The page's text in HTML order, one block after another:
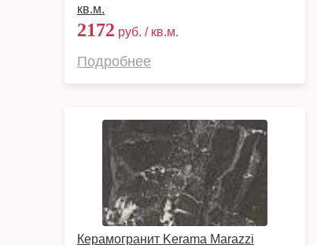
кв.м.
2172 руб. / кв.м.
Подробнее
Керамогранит Kerama Marazzi